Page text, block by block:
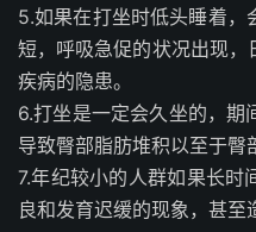
5.如果在打坐时低头睡着，
短，呼吸急促的状况出现
疾病的隐患。
6.打坐是一定会久坐的，期
导致臀部脂肪堆积以至于臀
7.年纪较小的人群如果长时
良和发育迟缓的现象，甚至